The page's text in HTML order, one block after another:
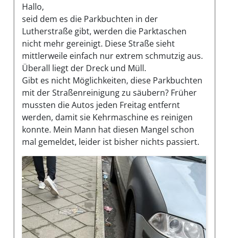
Hallo,
seid dem es die Parkbuchten in der
Lutherstraße gibt, werden die Parktaschen
nicht mehr gereinigt. Diese Straße sieht
mittlerweile einfach nur extrem schmutzig aus.
Überall liegt der Dreck und Müll.
Gibt es nicht Möglichkeiten, diese Parkbuchten
mit der Straßenreinigung zu säubern? Früher
mussten die Autos jeden Freitag entfernt
werden, damit sie Kehrmaschine es reinigen
konnte. Mein Mann hat diesen Mangel schon
mal gemeldet, leider ist bisher nichts passiert.
Bilder des Mangels